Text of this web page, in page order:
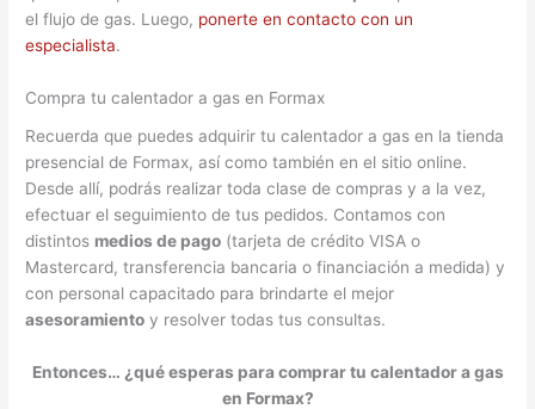
el flujo de gas. Luego, ponerte en contacto con un
especialista.
Compra tu calentador a gas en Formax
Recuerda que puedes adquirir tu calentador a gas en la tienda
presencial de Formax, así como también en el sitio online.
Desde allí, podrás realizar toda clase de compras y a la vez,
efectuar el seguimiento de tus pedidos. Contamos con
distintos medios de pago (tarjeta de crédito VISA o
Mastercard, transferencia bancaria o financiación a medida) y
con personal capacitado para brindarte el mejor
asesoramiento y resolver todas tus consultas.
Entonces… ¿qué esperas para comprar tu calentador a gas
en Formax?